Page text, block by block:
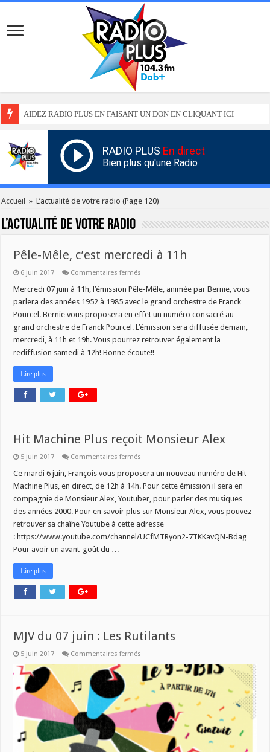
AIDEZ RADIO PLUS EN FAISANT UN DON EN CLIQUANT ICI
RADIO PLUS En direct
Bien plus qu'une Radio
Accueil » L’actualité de votre radio (Page 120)
L’actualité de votre radio
Pêle-Mêle, c’est mercredi à 11h
6 juin 2017 Commentaires fermés
Mêle,
mercredi
à
11h
Mercredi 07 juin à 11h, l’émission Pêle-Mêle, animée par Bernie, vous
parlera des années 1952 à 1985 avec le grand orchestre de Franck
Pourcel. Bernie vous proposera en effet un numéro consacré au
grand orchestre de Franck Pourcel. L’émission sera diffusée demain,
mercredi, à 11h et 19h. Vous pourrez retrouver également la
rediffusion samedi à 12h! Bonne écoute!!
Lire plus
Hit Machine Plus reçoit Monsieur Alex
5 juin 2017 Commentaires fermés
Machine
reçoit
Monsieur
Alex
Ce mardi 6 juin, François vous proposera un nouveau numéro de Hit
Machine Plus, en direct, de 12h à 14h. Pour cette émission il sera en
compagnie de Monsieur Alex, Youtuber, pour parler des musiques
des années 2000. Pour en savoir plus sur Monsieur Alex, vous pouvez
retrouver sa chaîne Youtube à cette adresse
: https://www.youtube.com/channel/UCfMTRyon2-7TKKavQN-Bdag
Pour avoir un avant-goût du …
Lire plus
MJV du 07 juin : Les Rutilants
5 juin 2017 Commentaires fermés
du
07
juin
Rutilants